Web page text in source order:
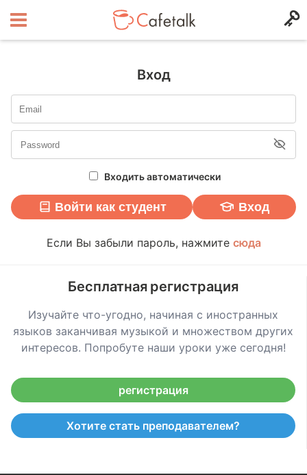
Бесплатная регистрация
Изучайте что-угодно, начиная с иностранных
языков заканчивая музыкой и множеством других
интересов. Попробуте наши уроки уже сегодня!
регистрация
Хотите стать преподавателем?
Вход
Входить автоматически
Войти как студент Вход
Если Вы забыли пароль, нажмите сюда